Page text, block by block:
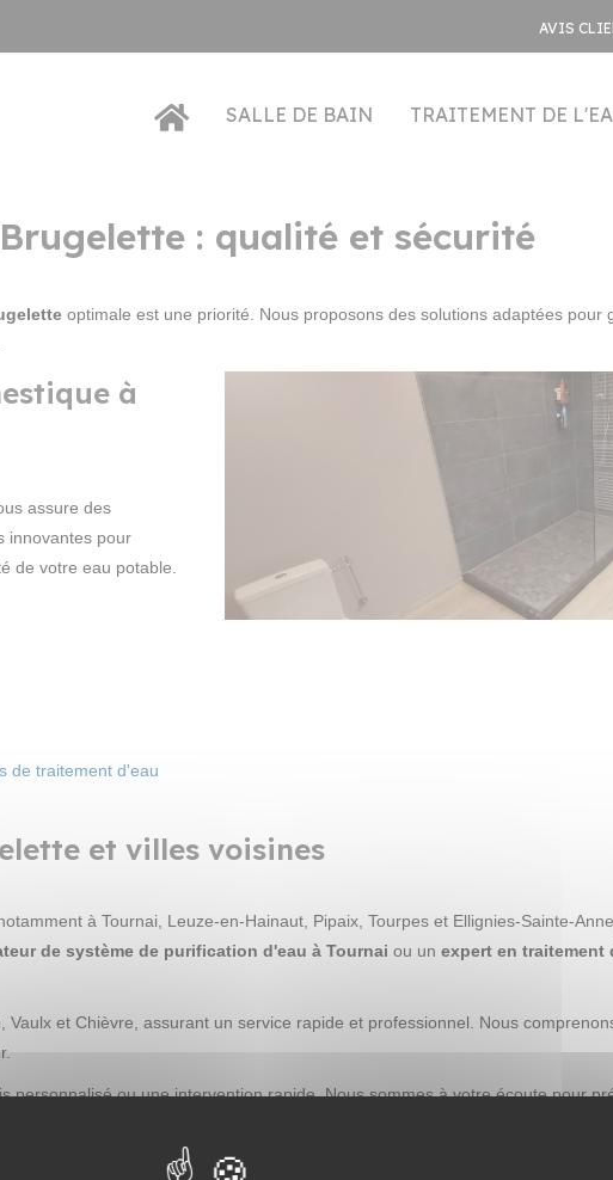
AVIS
SALLE DE BAIN TRAITEMENT DE
: qualité et sécurité
optimale est une priorité. Nous proposons des solutions adaptées pour
à
assure des
innovantes pour
de votre eau potable.
de traitement d'eau
et villes voisines
à Tournai, Leuze-en-Hainaut, Pipaix, Tourpes et Ellignies-Sainte-
de système de purification d'eau à Tournai ou un expert en traitement
et Chièvre, assurant un service rapide et professionnel. Nous
personnalisé ou une intervention rapide. Nous sommes à votre écoute pour
équipe peut vous accompagner dans la